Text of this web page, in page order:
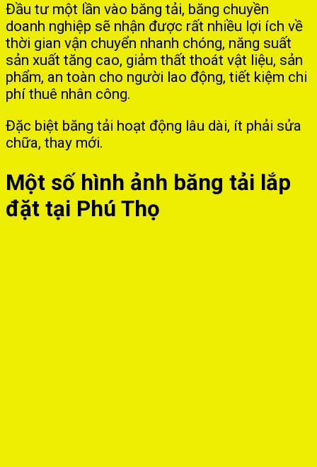
Đầu tư một lần vào băng tải, băng chuyền
doanh nghiệp sẽ nhận được rất nhiều lợi ích về
thời gian vận chuyển nhanh chóng, năng suất
sản xuất tăng cao, giảm thất thoát vật liệu, sản
phẩm, an toàn cho người lao động, tiết kiệm chi
phí thuê nhân công.
Đặc biệt băng tải hoạt động lâu dài, ít phải sửa
chữa, thay mới.
Một số hình ảnh băng tải lắp
đặt tại Phú Thọ